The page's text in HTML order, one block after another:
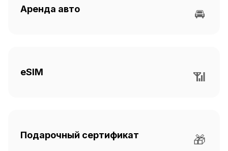
Аренда авто 🚘
eSIM 📶
Подарочный сертификат 🎁